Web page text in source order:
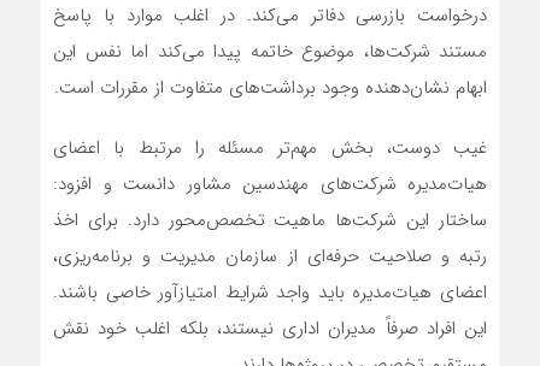
درخواست بازرسی دفاتر می‌کند. در اغلب موارد با پاسخ
مستند شرکت‌ها، موضوع خاتمه پیدا می‌کند اما نفس این
ابهام نشان‌دهنده وجود برداشت‌های متفاوت از مقررات است.
غیب دوست، بخش مهم‌تر مسئله را مرتبط با اعضای
هیات‌مدیره شرکت‌های مهندسین مشاور دانست و افزود:
ساختار این شرکت‌ها ماهیت تخصص‌محور دارد. برای اخذ
رتبه و صلاحیت حرفه‌ای از سازمان مدیریت و برنامه‌ریزی،
اعضای هیات‌مدیره باید واجد شرایط امتیازآور خاصی باشند.
این افراد صرفاً مدیران اداری نیستند، بلکه اغلب خود نقش